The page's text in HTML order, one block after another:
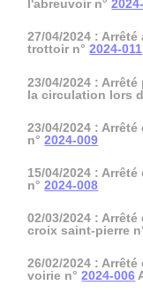
l'abreuvoir n°
27/04/2024 :
trottoir n°2024-011
23/04/2024 :
la circulation lors
23/04/2024 :
n°2024-009
15/04/2024 :
n°2024-008
02/03/2024 :
croix saint-pierre
26/02/2024 :
voirie n°2024-006